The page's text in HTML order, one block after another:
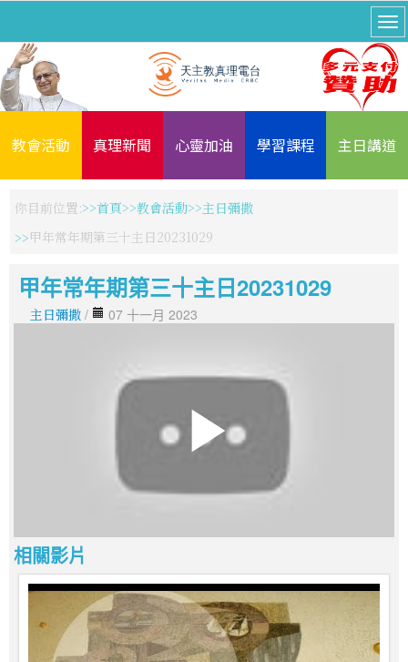
教會活動 真理新聞 心靈加油 學習課程 主日講道
你目前位置: 首頁 教會活動
主日彌撒
甲年常年期第三十主日20231029
甲年常年期第三十主日20231029
主日彌撒 / 07 十一月 2023
相關影片